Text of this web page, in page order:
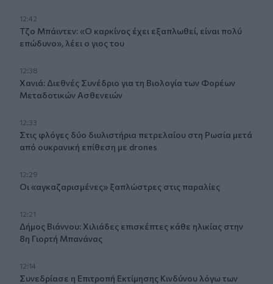
12:42
Τζο Μπάιντεν: «Ο καρκίνος έχει εξαπλωθεί, είναι πολύ
επώδυνο», λέει ο γιος του
12:38
Χανιά: Διεθνές Συνέδριο για τη Βιολογία των Φορέων
Μεταδοτικών Ασθενειών
12:33
Στις φλόγες δύο διυλιστήρια πετρελαίου στη Ρωσία μετά
από ουκρανική επίθεση με drones
12:29
Οι «αγκαζαρισμένες» ξαπλώστρες στις παραλίες
12:21
Δήμος Βιάννου: Χιλιάδες επισκέπτες κάθε ηλικίας στην
8η Γιορτή Μπανάνας
12:14
Συνεδρίασε η Επιτροπή Εκτίμησης Κινδύνου λόγω των